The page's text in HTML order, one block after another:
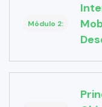
Módulo 2: